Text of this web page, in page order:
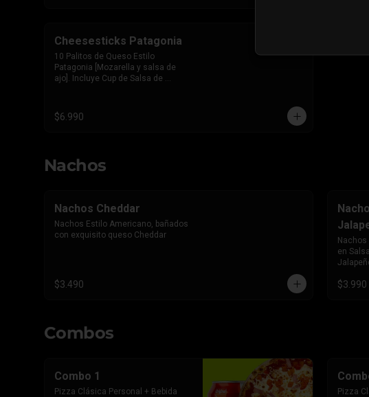
Cheesesticks Patagonia
10 Palitos de Queso Estilo
Patagonia [Mozarella y salsa de
ajo]. Incluye Cup de Salsa de
$6.990
Nachos
Nachos Cheddar
Nachos Estilo Americano, bañados
con exquisito queso Cheddar
$3.490
en
$3.990
Combos
Combo 1
Pizza Clásica Personal + Bebida
Pizza